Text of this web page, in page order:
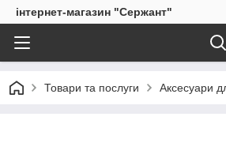
інтернет-магазин "Сержант"
Товари та послуги Аксесуари